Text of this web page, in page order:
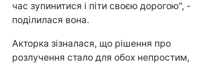
час зупинитися і піти своєю дорогою", -
поділилася вона.
Акторка зізналася, що рішення про
розлучення стало для обох непростим,